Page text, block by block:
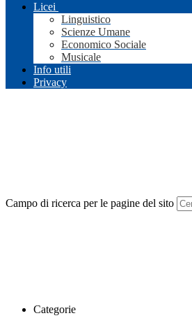
Licei
Linguistico
Scienze Umane
Economico Sociale
Musicale
Info utili
Privacy
Campo di ricerca per le pagine del sito
Categorie